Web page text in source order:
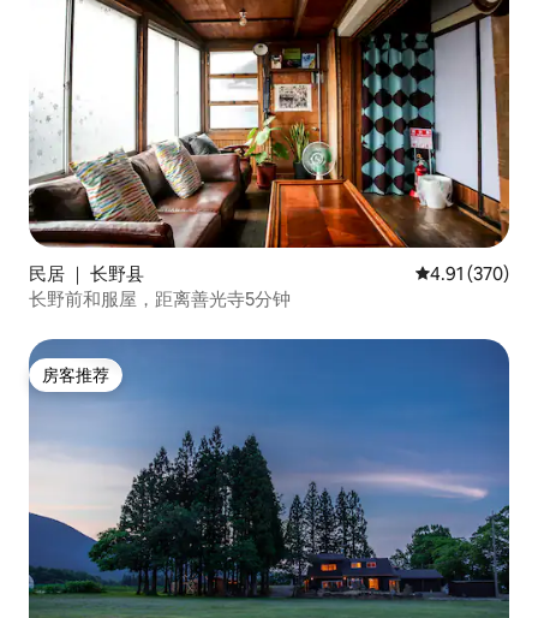
民居 ｜ 长野县 平均评分 4.91
4.91 (370)
长野前和服屋，距离善光寺5分钟
房客推荐
房客推荐